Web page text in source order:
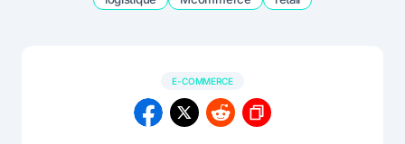
E-COMMERCE